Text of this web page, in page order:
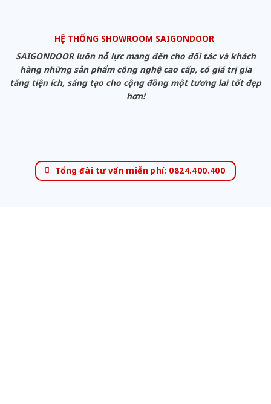
HỆ THỐNG SHOWROOM SAIGONDOOR
SAIGONDOOR luôn nỗ lực mang đến cho đối tác và khách
hàng những sản phẩm công nghệ cao cấp, có giá trị gia
tăng tiện ích, sáng tạo cho cộng đồng một tương lai tốt đẹp
hơn!
Tổng đài tư vấn miễn phí: 0824.400.400